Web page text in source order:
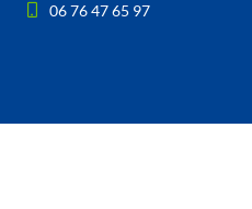
06 76 47 65 97